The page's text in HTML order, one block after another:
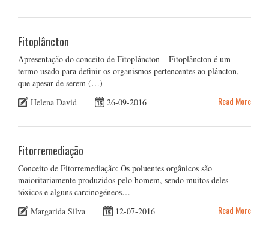
Fitoplâncton
Apresentação do conceito de Fitoplâncton – Fitoplâncton é um
termo usado para definir os organismos pertencentes ao plâncton,
que apesar de serem (…)
Helena David
26-09-2016 Read More
Fitorremediação
Conceito de Fitorremediação: Os poluentes orgânicos são
maioritariamente produzidos pelo homem, sendo muitos deles
tóxicos e alguns carcinogéneos…
Margarida Silva
12-07-2016 Read More